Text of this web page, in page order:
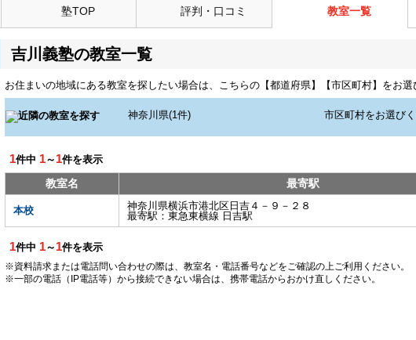
塾TOP 評判・口コミ 教室一覧
吉川義塾の教室一覧
お住まいの地域にある教室を探したい場合は、こちらの【都道府県】【市区町村】をお選
1件中 1～ 1件を表示
教室名 最寄駅
本校
神奈川県横浜市港北区日吉４－９－２８
最寄駅： 東急東横線 日吉駅
1件中 1～ 1件を表示
※資料請求または電話問い合わせの際は、教室名・電話番号などをご確認の上ご利用ください。
※一部の電話（IP電話等）から接続できない場合は、携帯電話からおかけ直しください。